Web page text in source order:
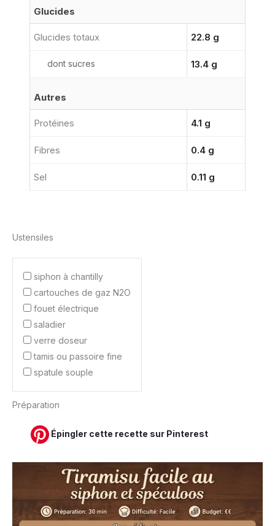
Glucides
Glucides totaux 22.8 g
dont sucres 13.4 g
Autres
Protéines 4.1 g
Fibres 0.4 g
Sel 0.11 g
Ustensiles
siphon à chantilly
cartouches de gaz N2O
fouet électrique
saladier
verre doseur
tamis ou passoire fine
spatule souple
Préparation
Épingler cette recette sur Pinterest